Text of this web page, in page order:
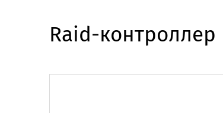
Raid-контроллер